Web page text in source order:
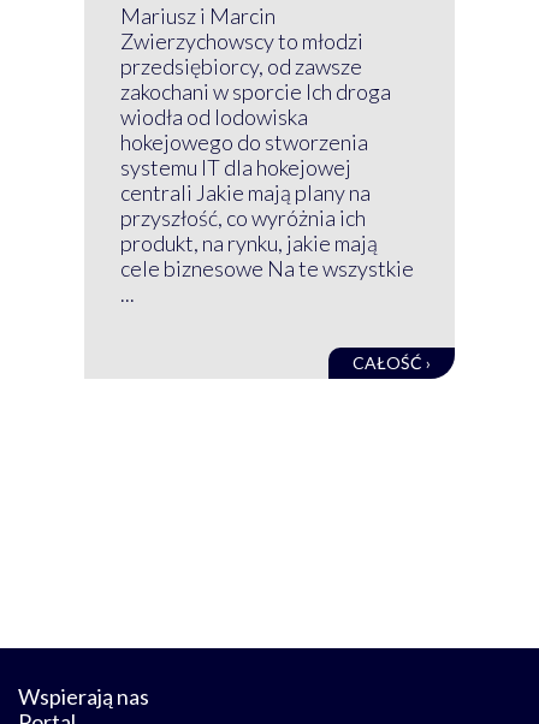
Mariusz i Marcin
Zwierzychowscy to młodzi
przedsiębiorcy, od zawsze
zakochani w sporcie Ich droga
wiodła od lodowiska
hokejowego do stworzenia
systemu IT dla hokejowej
centrali Jakie mają plany na
przyszłość, co wyróżnia ich
produkt, na rynku, jakie mają
cele biznesowe Na te wszystkie
...
CAŁOŚĆ ›
Wspierają nas